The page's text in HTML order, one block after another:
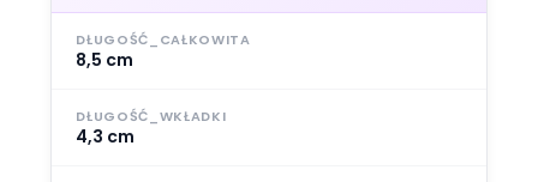
DŁUGOŚĆ_CAŁKOWITA
8,5 cm
DŁUGOŚĆ_WKŁADKI
4,3 cm